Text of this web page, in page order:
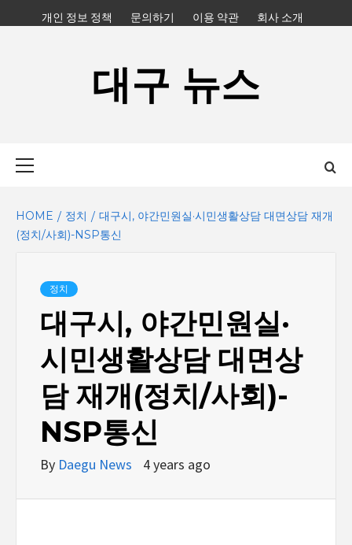
to
개인 정보 정책 문의하기 이용 약관 회사 소개
대구 뉴스
HOME 정치
대구시, 야간민원실·시민생활상담 대면상담 재개
(정치/사회)-NSP통신
정치
대구시, 야간민원실·
시민생활상담 대면상
담 재개(정치/사회)-
NSP통신
By Daegu News 4 years ago